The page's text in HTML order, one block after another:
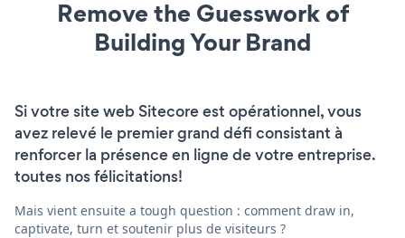
Remove the Guesswork of
Building Your Brand
Si votre site web Sitecore est opérationnel, vous
avez relevé le premier grand défi consistant à
renforcer la présence en ligne de votre entreprise.
toutes nos félicitations!
Mais vient ensuite a tough question : comment draw in,
captivate, turn et soutenir plus de visiteurs ?